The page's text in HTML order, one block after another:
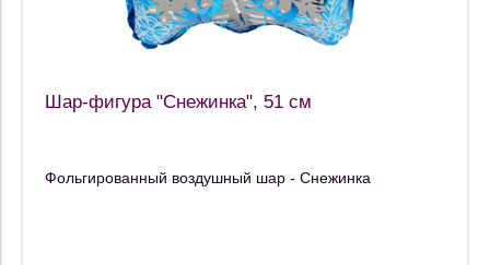
Шар-фигура "Снежинка", 51 см
Фольгированный воздушный шар - Снежинка